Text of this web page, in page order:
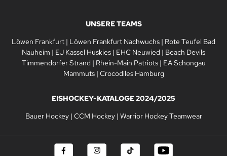
UNSERE TEAMS
Löwen Frankfurt | Löwen Frankfurt Nachwuchs | Rote Teufel Bad
Nauheim | EJ Kassel Huskies | EHC Neuwied | Beach Devils
Timmendorfer Strand | Rhein-Main Patriots| EA Schongau
Mammuts| Crocodiles Hamburg
EISHOCKEY-KATALOGE 2024/2025
Bauer Hockey| CCM Hockey| Warrior Hockey Teamwear